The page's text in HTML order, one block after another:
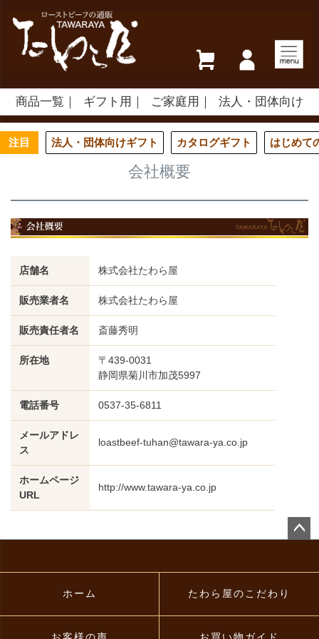
商品一覧 ギフト用 ご家庭用 法人・団体向け
注目 法人・団体向けギフト カタログギフト はじめて
会社概要
店舗名 株式会社たわら屋
販売業者名 株式会社たわら屋
販売責任者名 斎藤秀明
所在地
〒439-0031
静岡県菊川市加茂5997
電話番号 0537-35-6811
メールアドレ
ス
loastbeef-tuhan@tawara-ya.co.jp
ホームページ
URL
http://www.tawara-ya.co.jp
ホーム たわら屋のこだわり